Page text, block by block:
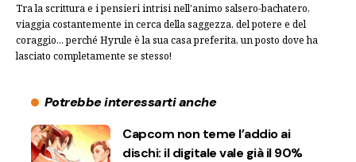
Tra la scrittura e i pensieri intrisi nell'animo salsero-bachatero,
viaggia costantemente in cerca della saggezza, del potere e del
coraggio... perché Hyrule è la sua casa preferita, un posto dove ha
lasciato completamente se stesso!
Potrebbe interessarti anche
Capcom non teme l’addio ai
dischi: il digitale vale già il 90%